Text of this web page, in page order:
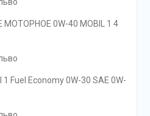
0W-40 MOBIL 1 4
Economy 0W-30 SAE 0W-